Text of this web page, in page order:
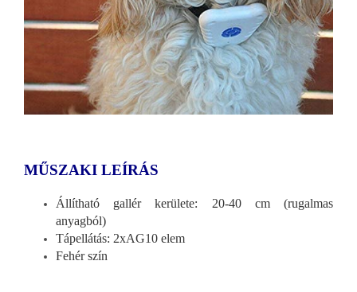
MŰSZAKI LEÍRÁS
Állítható gallér kerülete: 20-40 cm (rugalmas
anyagból)
Tápellátás: 2xAG10 elem
Fehér szín